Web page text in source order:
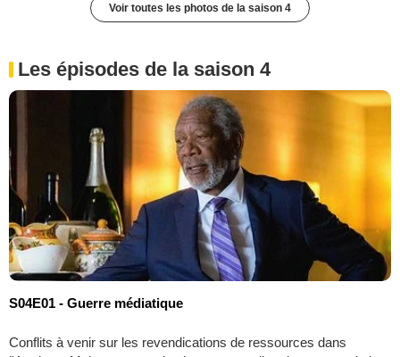
Voir toutes les photos de la saison 4
Les épisodes de la saison 4
S04E01 - Guerre médiatique
Conflits à venir sur les revendications de ressources dans